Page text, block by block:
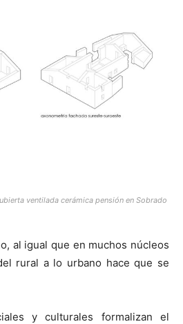
ventilada cerámica pensión en Sobrado
al igual que en muchos núcleos
rural a lo urbano hace que se
y culturales formalizan el